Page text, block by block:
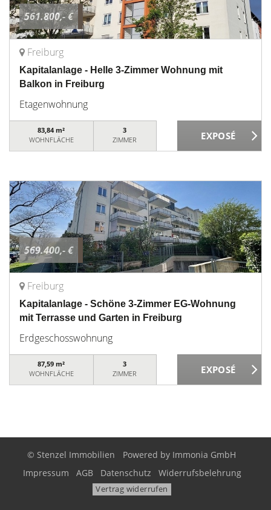
561.800,- €
Freiburg
Kapitalanlage - Helle 3-Zimmer Wohnung mit
Balkon in Freiburg
Etagenwohnung
83,84 m²
WOHNFLÄCHE
3
ZIMMER
569.400,- €
Freiburg
Kapitalanlage - Schöne 3-Zimmer EG-Wohnung
mit Terrasse und Garten in Freiburg
Erdgeschosswohnung
87,59 m²
WOHNFLÄCHE
3
ZIMMER
© Stenzel Immobilien Powered by Immonia GmbH
Impressum
AGB Datenschutz Widerrufsbelehrung
Vertrag widerrufen